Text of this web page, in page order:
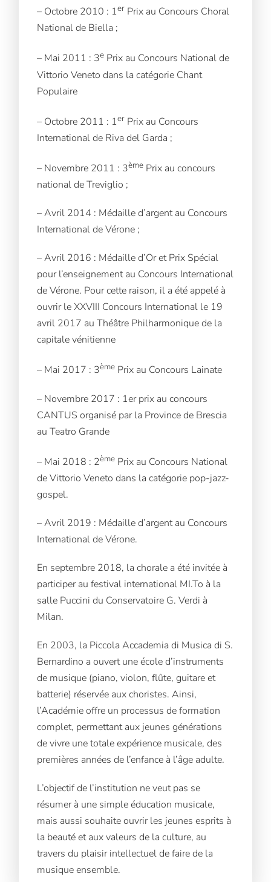
– Octobre 2010 : 1er Prix au Concours Choral
National de Biella ;
– Mai 2011 : 3e Prix au Concours National de
Vittorio Veneto dans la catégorie Chant
Populaire
– Octobre 2011 : 1er Prix au Concours
International de Riva del Garda ;
– Novembre 2011 : 3ème Prix au concours
national de Treviglio ;
– Avril 2014 : Médaille d’argent au Concours
International de Vérone ;
– Avril 2016 : Médaille d’Or et Prix Spécial
pour l’enseignement au Concours International
de Vérone. Pour cette raison, il a été appelé à
ouvrir le XXVIII Concours International le 19
avril 2017 au Théâtre Philharmonique de la
capitale vénitienne
– Mai 2017 : 3ème Prix au Concours Lainate
– Novembre 2017 : 1er prix au concours
CANTUS organisé par la Province de Brescia
au Teatro Grande
– Mai 2018 : 2ème Prix au Concours National
de Vittorio Veneto dans la catégorie pop-jazz-
gospel.
– Avril 2019 : Médaille d’argent au Concours
International de Vérone.
En septembre 2018, la chorale a été invitée à
participer au festival international MI.To à la
salle Puccini du Conservatoire G. Verdi à
Milan.
En 2003, la Piccola Accademia di Musica di S.
Bernardino a ouvert une école d’instruments
de musique (piano, violon, flûte, guitare et
batterie) réservée aux choristes. Ainsi,
l’Académie offre un processus de formation
complet, permettant aux jeunes générations
de vivre une totale expérience musicale, des
premières années de l’enfance à l’âge adulte.
L’objectif de l’institution ne veut pas se
résumer à une simple éducation musicale,
mais aussi souhaite ouvrir les jeunes esprits à
la beauté et aux valeurs de la culture, au
travers du plaisir intellectuel de faire de la
musique ensemble.